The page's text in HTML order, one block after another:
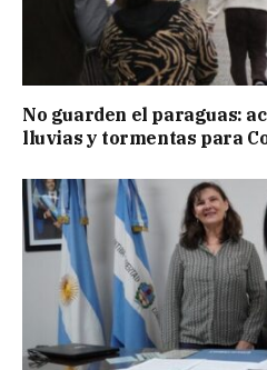
No guarden el paraguas:
lluvias y tormentas para